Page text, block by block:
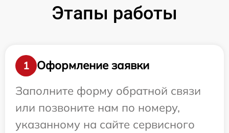
Этапы работы
1
Оформление заявки
Заполните форму обратной связи
или позвоните нам по номеру,
указанному на сайте сервисного